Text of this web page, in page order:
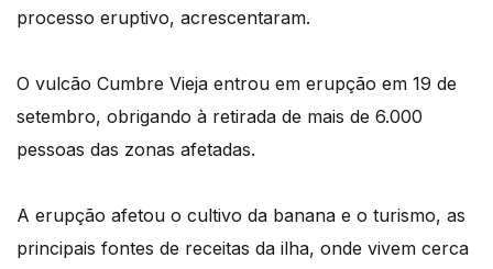
processo eruptivo, acrescentaram.
O vulcão Cumbre Vieja entrou em erupção em 19 de
setembro, obrigando à retirada de mais de 6.000
pessoas das zonas afetadas.
A erupção afetou o cultivo da banana e o turismo, as
principais fontes de receitas da ilha, onde vivem cerca